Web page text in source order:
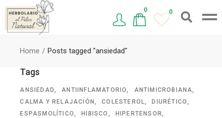
0 0
Home Posts tagged "ansiedad"
Tags
ANSIEDAD ANTIINFLAMATORIO
ANTIMICROBIANA
CALMA Y RELAJACIÓN
COLESTEROL
DIURÉTICO
ESPASMOLÍTICO
HIBISCO
HIPERTENSOR